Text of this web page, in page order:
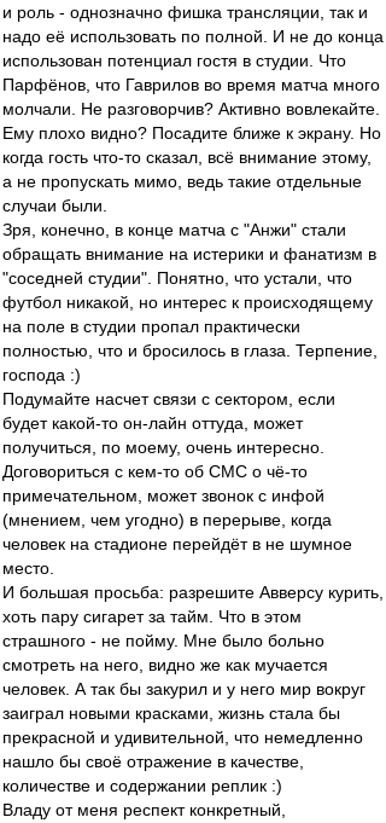
и роль - однозначно фишка трансляции, так и
надо её использовать по полной. И не до конца
использован потенциал гостя в студии. Что
Парфёнов, что Гаврилов во время матча много
молчали. Не разговорчив? Активно вовлекайте.
Ему плохо видно? Посадите ближе к экрану. Но
когда гость что-то сказал, всё внимание этому,
а не пропускать мимо, ведь такие отдельные
случаи были.
Зря, конечно, в конце матча с "Анжи" стали
обращать внимание на истерики и фанатизм в
"соседней студии". Понятно, что устали, что
футбол никакой, но интерес к происходящему
на поле в студии пропал практически
полностью, что и бросилось в глаза. Терпение,
господа :)
Подумайте насчет связи с сектором, если
будет какой-то он-лайн оттуда, может
получиться, по моему, очень интересно.
Договориться с кем-то об СМС о чё-то
примечательном, может звонок с инфой
(мнением, чем угодно) в перерыве, когда
человек на стадионе перейдёт в не шумное
место.
И большая просьба: разрешите Авверсу курить,
хоть пару сигарет за тайм. Что в этом
страшного - не пойму. Мне было больно
смотреть на него, видно же как мучается
человек. А так бы закурил и у него мир вокруг
заиграл новыми красками, жизнь стала бы
прекрасной и удивительной, что немедленно
нашло бы своё отражение в качестве,
количестве и содержании реплик :)
Владу от меня респект конкретный,